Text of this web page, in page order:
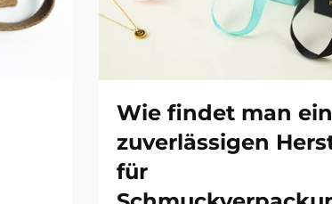
Wie findet man
zuverlässigen
für